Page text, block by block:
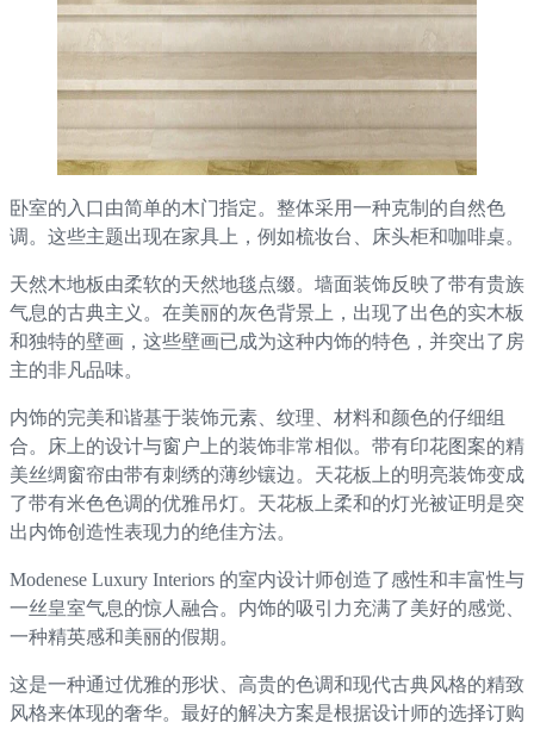
卧室的入口由简单的木门指定。整体采用一种克制的自然色
调。这些主题出现在家具上，例如梳妆台、床头柜和咖啡桌。
天然木地板由柔软的天然地毯点缀。墙面装饰反映了带有贵族
气息的古典主义。在美丽的灰色背景上，出现了出色的实木板
和独特的壁画，这些壁画已成为这种内饰的特色，并突出了房
主的非凡品味。
内饰的完美和谐基于装饰元素、纹理、材料和颜色的仔细组
合。床上的设计与窗户上的装饰非常相似。带有印花图案的精
美丝绸窗帘由带有刺绣的薄纱镶边。天花板上的明亮装饰变成
了带有米色色调的优雅吊灯。天花板上柔和的灯光被证明是突
出内饰创造性表现力的绝佳方法。
Modenese Luxury Interiors 的室内设计师创造了感性和丰富性与
一丝皇室气息的惊人融合。内饰的吸引力充满了美好的感觉、
一种精英感和美丽的假期。
这是一种通过优雅的形状、高贵的色调和现代古典风格的精致
风格来体现的奢华。最好的解决方案是根据设计师的选择订购